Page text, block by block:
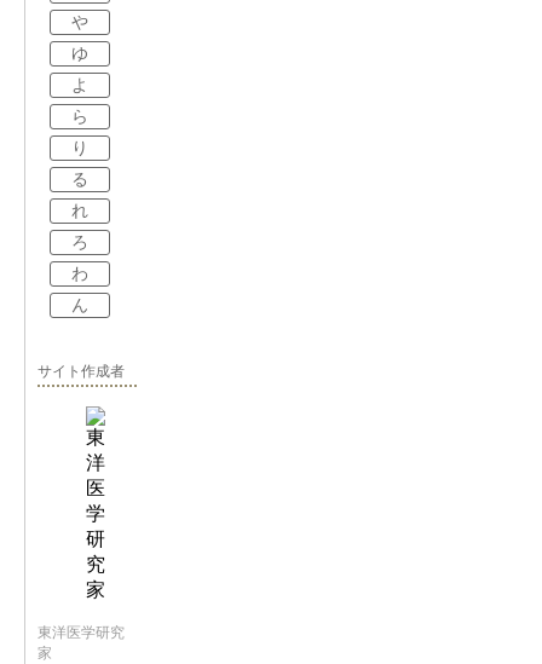
や
ゆ
よ
ら
り
る
れ
ろ
わ
ん
サイト作成者
東洋医学研究
家